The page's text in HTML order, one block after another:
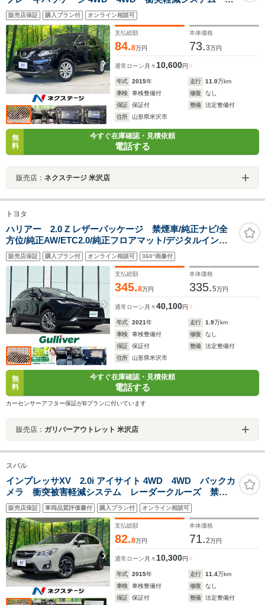
煙車 純正7インチナビ 全周囲カメラ ブラインドスポ
ットモニター シートヒーター LEDヘッドライト ス
マートキー オートライト ETC フルセグTV
販売店保証 購入プラン付 オンライン相談可
支払総額
84.8万円
本体価格
73.3万円
通常ローン 月々 10,600円
年式 2015年 走行 11.0万km
車検
車検整備付 修復
なし
保証
保証付 整備
法定整備付
住所
山形県米沢市
無
料
今すぐ在庫確認・見積依頼
電話する
販売店： ネクステージ 米沢店
トヨタ
ハリアー 2.0 Z レザーパッケージ 禁煙車/純正ナビ/全
方位/純正AW/ETC2.0/純正フロアマット/デジタルインナ
ーミラー/ガラスルーフ/シートヒーター/エアシート/ステ
アリングヒーター/パワーシート/LED/電動格納ミラ
ー/JBL
販売店保証 購入プラン付 オンライン相談可 360°画像付
支払総額
345.8万円
本体価格
335.5万円
通常ローン 月々40,100円
年式 2021年 走行 1.9万km
車検
車検整備付 修復
なし
保証
保証付 整備
法定整備付
住所
山形県米沢市
無
料
今すぐ在庫確認・見積依頼
電話する
カーセンサーアフター保証がBプランに付いています
販売店： ガリバーアウトレット 米沢店
スバル
インプレッサXV 2.0i アイサイト 4WD 4WD バックカ
メラ 衝突被害軽減システム レーダークルーズ 禁煙
車 コーナーセンサー HIDヘッド 純正17インチアル
ミ 車線逸脱警報 オートライト デュアルエアコン
Bluetooth CD
販売店保証 車両品質評価書付 購入プラン付 オンライン相談可
支払総額
82.8万円
本体価格
71.2万円
通常ローン 月々 10,300円
年式 2015年 走行 11.4万km
車検
車検整備付 修復
なし
保証
保証付 整備
法定整備付